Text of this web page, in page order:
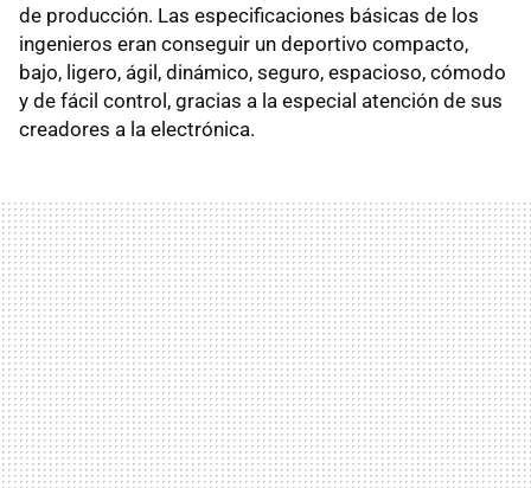
de producción. Las especificaciones básicas de los
ingenieros eran conseguir un deportivo compacto,
bajo, ligero, ágil, dinámico, seguro, espacioso, cómodo
y de fácil control, gracias a la especial atención de sus
creadores a la electrónica.